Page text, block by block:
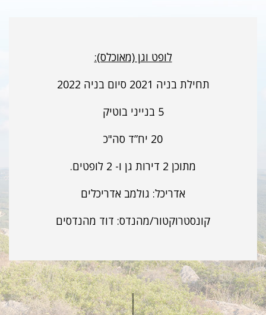
לופט וגן (מאוכלס):
תחילת בניה 2021 סיום בניה 2022
5 בנייני בוטיק
20 יח”ד סה"כ
מתוכן 2 דירות גן ו- 2 לופטים.
אדריכל: גולמב אדריכלים
קונסטרוקטור/מהנדס: דוד מהנדסים